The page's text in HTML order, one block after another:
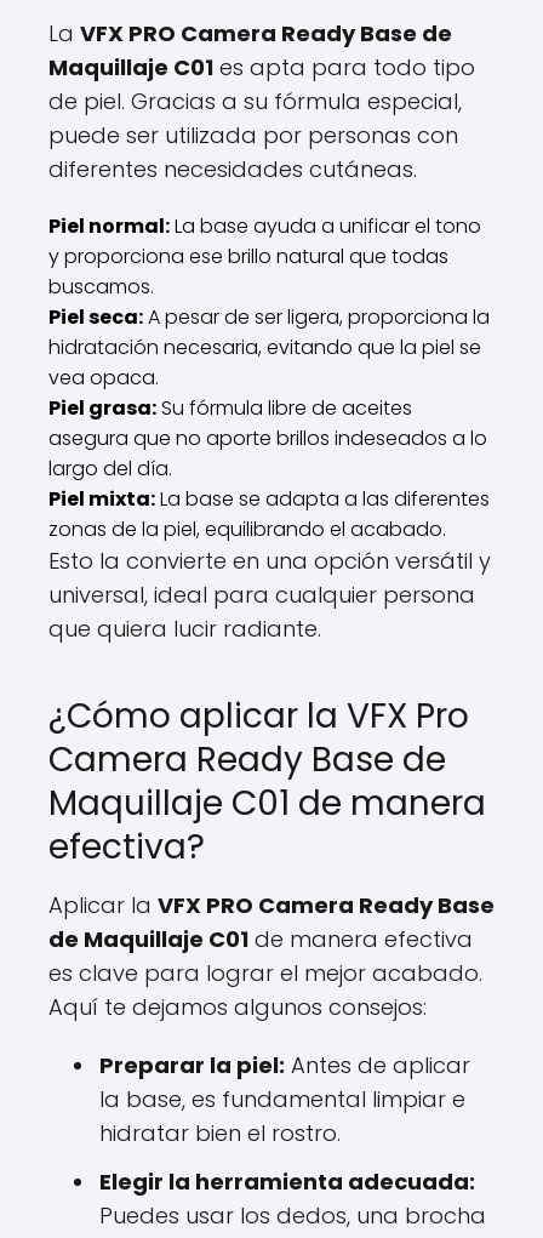
La VFX PRO Camera Ready Base de
Maquillaje C01 es apta para todo tipo
de piel. Gracias a su fórmula especial,
puede ser utilizada por personas con
diferentes necesidades cutáneas.
Piel normal:La base ayuda a unificar el tono
y proporciona ese brillo natural que todas
buscamos.
Piel seca:A pesar de ser ligera, proporciona la
hidratación necesaria, evitando que la piel se
vea opaca.
Piel grasa:Su fórmula libre de aceites
asegura que no aporte brillos indeseados a lo
largo del día.
Piel mixta:La base se adapta a las diferentes
zonas de la piel, equilibrando el acabado.
Esto la convierte en una opción versátil y
universal, ideal para cualquier persona
que quiera lucir radiante.
¿Cómo aplicar la VFX Pro
Camera Ready Base de
Maquillaje C01 de manera
efectiva?
Aplicar la VFX PRO Camera Ready Base
de Maquillaje C01 de manera efectiva
es clave para lograr el mejor acabado.
Aquí te dejamos algunos consejos:
Preparar la piel: Antes de aplicar
la base, es fundamental limpiar e
hidratar bien el rostro.
Elegir la herramienta adecuada:
Puedes usar los dedos, una brocha